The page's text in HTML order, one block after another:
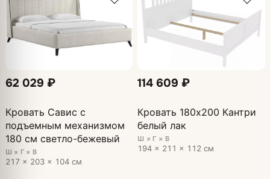
62 029 ₽
Кровать Савис с
подъемным механизмом
180 см светло-бежевый
Ш × Г × В
217 × 203 × 104 см
114 609 ₽
Кровать 180х200 Кантри
белый лак
Ш × Г × В
194 × 211 × 112 см